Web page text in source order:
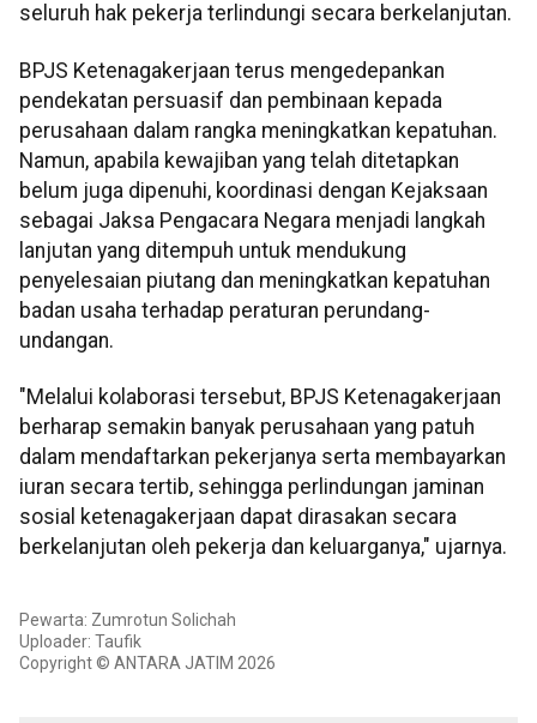
seluruh hak pekerja terlindungi secara berkelanjutan.
BPJS Ketenagakerjaan terus mengedepankan
pendekatan persuasif dan pembinaan kepada
perusahaan dalam rangka meningkatkan kepatuhan.
Namun, apabila kewajiban yang telah ditetapkan
belum juga dipenuhi, koordinasi dengan Kejaksaan
sebagai Jaksa Pengacara Negara menjadi langkah
lanjutan yang ditempuh untuk mendukung
penyelesaian piutang dan meningkatkan kepatuhan
badan usaha terhadap peraturan perundang-
undangan.
"Melalui kolaborasi tersebut, BPJS Ketenagakerjaan
berharap semakin banyak perusahaan yang patuh
dalam mendaftarkan pekerjanya serta membayarkan
iuran secara tertib, sehingga perlindungan jaminan
sosial ketenagakerjaan dapat dirasakan secara
berkelanjutan oleh pekerja dan keluarganya," ujarnya.
Pewarta: Zumrotun Solichah
Uploader: Taufik
Copyright © ANTARA JATIM 2026